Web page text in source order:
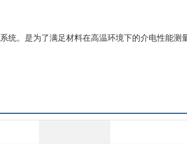
统。是为了满足材料在高温环境下的介电性能测